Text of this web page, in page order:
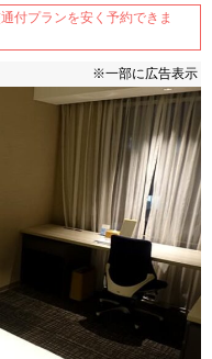
付プランを安く予約できま
※一部に広告表示